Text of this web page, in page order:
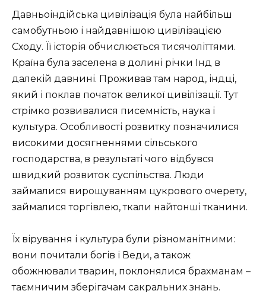
Давньоіндійська цивілізація була найбільш
самобутньою і найдавнішою цивілізацією
Сходу. Її історія обчислюється тисячоліттями.
Країна була заселена в долині річки Інд в
далекій давнині. Проживав там народ, індці,
який і поклав початок великої цивілізації. Тут
стрімко розвивалися писемність, наука і
культура. Особливості розвитку позначилися
високими досягненнями сільського
господарства, в результаті чого відбувся
швидкий розвиток суспільства. Люди
займалися вирощуванням цукрового очерету,
займалися торгівлею, ткали найтонші тканини.
Їх вірування і культура були різноманітними:
вони почитали богів і Веди, а також
обожнювали тварин, поклонялися брахманам –
таємничим зберігачам сакральних знань.